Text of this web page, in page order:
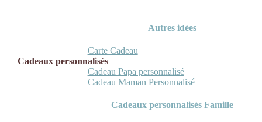
Autres idées
Carte Cadeau
Cadeaux personnalisés
Cadeau Papa personnalisé
Cadeau Maman Personnalisé
Cadeaux personnalisés Famille